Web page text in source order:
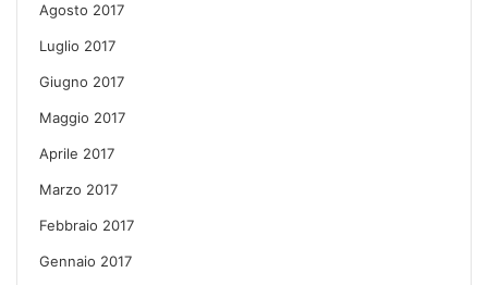
Agosto 2017
Luglio 2017
Giugno 2017
Maggio 2017
Aprile 2017
Marzo 2017
Febbraio 2017
Gennaio 2017